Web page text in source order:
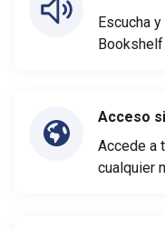
Escucha
Acceso
Accede a
cualquier